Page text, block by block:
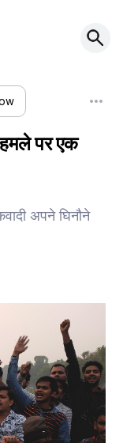
हमले पर एक
अपने घिनौने